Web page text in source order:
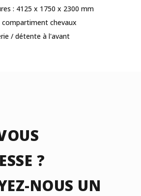
: 4125 x 1750 x 2300 mm
compartiment chevaux
/ détente à l'avant
?
NOUS UN